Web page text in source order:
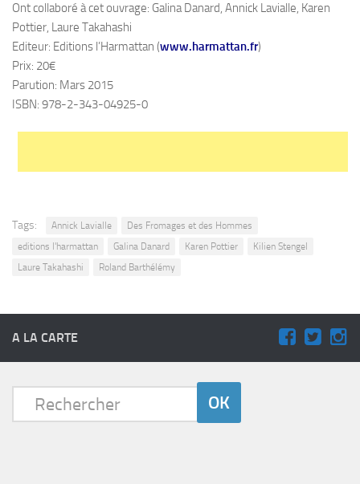
Ont collaboré à cet ouvrage: Galina Danard, Annick Lavialle, Karen
Pottier, Laure Takahashi
Editeur: Editions l’Harmattan (www.harmattan.fr)
Prix: 20€
Parution: Mars 2015
ISBN: 978-2-343-04925-0
Tags: Annick Lavialle
Des Fromages et des Hommes
editions l'harmattan
Galina Danard Karen Pottier
Kilien Stengel
Laure Takahashi
Roland Barthélémy
A LA CARTE